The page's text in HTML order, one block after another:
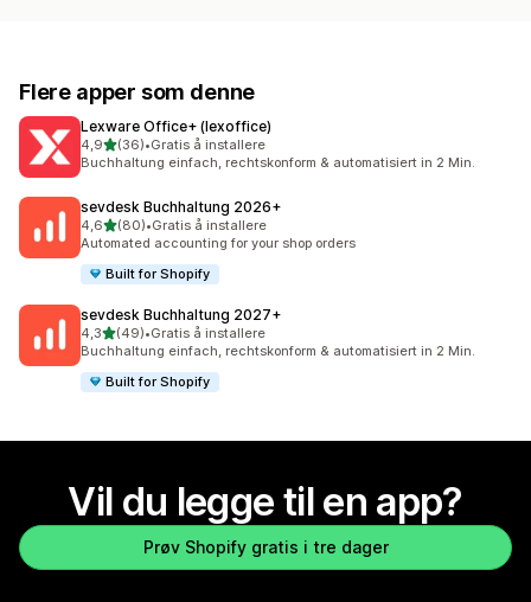
Flere apper som denne
Lexware Office+ (lexoffice)
4,9av 5 stjerner
(36)
Totalt 36 omtaler
•Gratis å installere
Buchhaltung einfach, rechtskonform & automatisiert in 2 Min.
sevdesk Buchhaltung 2026+
4,6av 5 stjerner
(80)
Totalt 80 omtaler
•Gratis å installere
Automated accounting for your shop orders
Built for Shopify
sevdesk Buchhaltung 2027+
4,3av 5 stjerner
(49)
Totalt 49 omtaler
•Gratis å installere
Buchhaltung einfach, rechtskonform & automatisiert in 2 Min.
Built for Shopify
Vil du legge til en app?
Prøv Shopify gratis i tre dager